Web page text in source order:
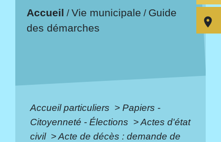
Accueil /Vie municipale / Guide
des démarches
Accueil particuliers > Papiers -
Citoyenneté - Élections >Actes d'état
civil >Acte de décès : demande de
room